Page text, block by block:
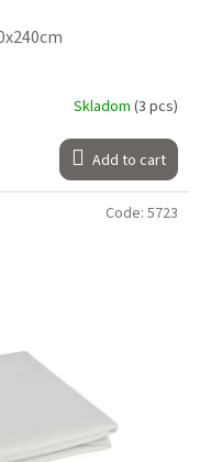
Skladom (3 pcs)
Add to cart
Code: 5723